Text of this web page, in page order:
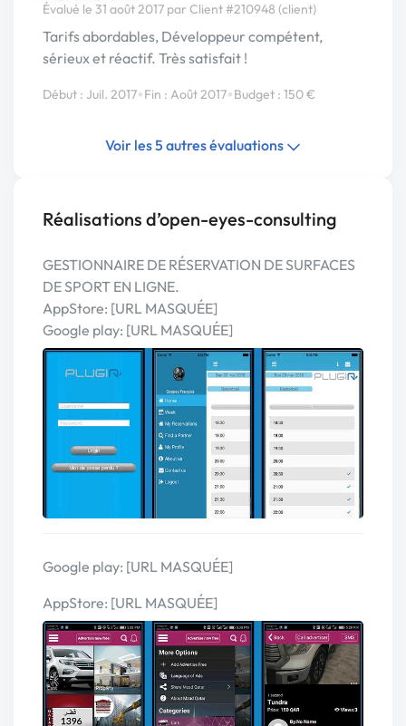
Évalué le 31 août 2017 par Client #210948 (client)
Tarifs abordables, Développeur compétent,
sérieux et réactif. Très satisfait !
Début : Juil. 2017•Fin : Août 2017•Budget : 150 €
Voir les 5 autres évaluations
Réalisations d’open-eyes-consulting
GESTIONNAIRE DE RÉSERVATION DE SURFACES
DE SPORT EN LIGNE.
AppStore: [URL MASQUÉE]
Google play: [URL MASQUÉE]
Google play: [URL MASQUÉE]
AppStore: [URL MASQUÉE]